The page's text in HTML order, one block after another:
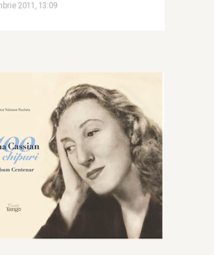
2011, 13:09